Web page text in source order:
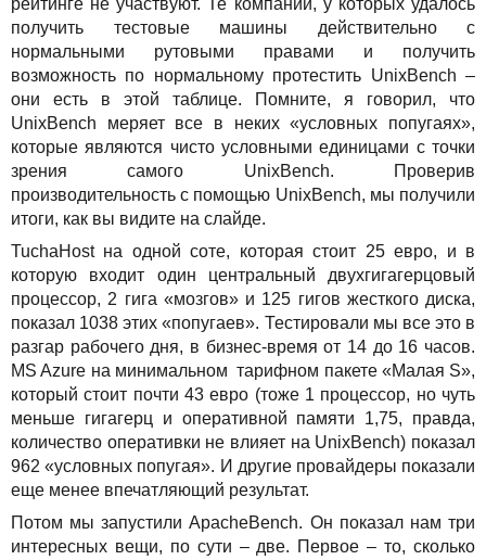
рейтинге не участвуют. Те компании, у которых удалось
получить тестовые машины действительно с
нормальными рутовыми правами и получить
возможность по нормальному протестить UnixBench –
они есть в этой таблице. Помните, я говорил, что
UnixBench меряет все в неких «условных попугаях»,
которые являются чисто условными единицами с точки
зрения самого UnixBench. Проверив
производительность с помощью UnixBench, мы получили
итоги, как вы видите на слайде.
TuchaHost на одной соте, которая стоит 25 евро, и в
которую входит один центральный двухгигагерцовый
процессор, 2 гига «мозгов» и 125 гигов жесткого диска,
показал 1038 этих «попугаев». Тестировали мы все это в
разгар рабочего дня, в бизнес-время от 14 до 16 часов.
MS Azure на минимальном тарифном пакете «Малая S»,
который стоит почти 43 евро (тоже 1 процессор, но чуть
меньше гигагерц и оперативной памяти 1,75, правда,
количество оперативки не влияет на UnixBench) показал
962 «условных попугая». И другие провайдеры показали
еще менее впечатляющий результат.
Потом мы запустили ApacheBench. Он показал нам три
интересных вещи, по сути – две. Первое – то, сколько